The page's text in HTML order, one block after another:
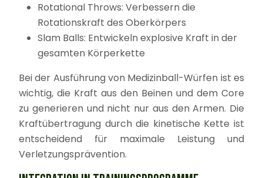
Rotational Throws: Verbessern die
Rotationskraft des Oberkörpers
Slam Balls: Entwickeln explosive Kraft in der
gesamten Körperkette
Bei der Ausführung von Medizinball-Würfen ist es
wichtig, die Kraft aus den Beinen und dem Core
zu generieren und nicht nur aus den Armen. Die
Kraftübertragung durch die kinetische Kette ist
entscheidend für maximale Leistung und
Verletzungsprävention.